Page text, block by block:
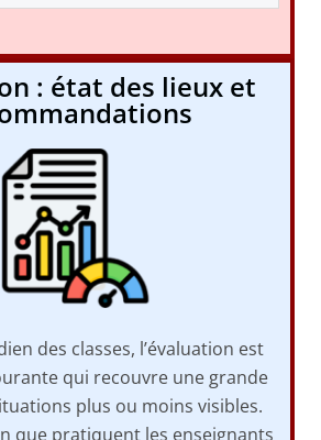
: état des lieux et
des classes, l’évaluation est
qui recouvre une grande
plus ou moins visibles.
que pratiquent les enseignants